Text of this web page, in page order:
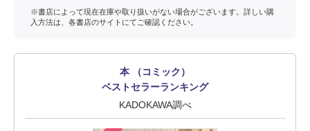
※書店によって現在在庫や取り扱いがない場合がございます。詳しい購
入方法は、各書店のサイトにてご確認ください。
本 （コミック）
ベストセラーランキング
KADOKAWA調べ